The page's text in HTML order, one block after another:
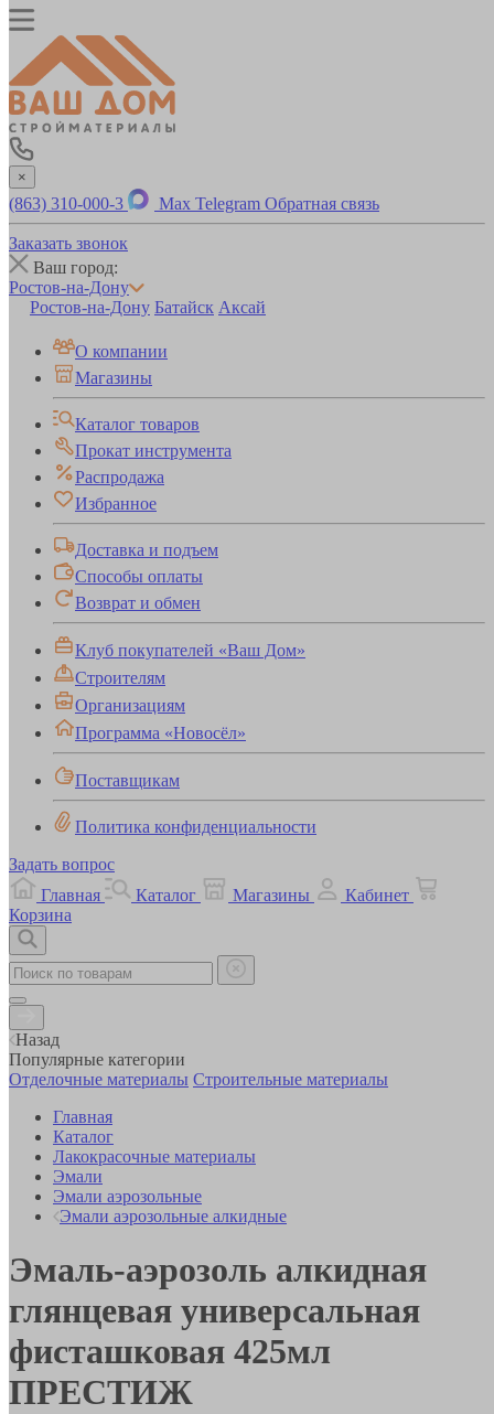
×
(863) 310-000-3 Max Telegram Обратная связь
Заказать звонок
Ваш город:
Ростов-на-Дону
Ростов-на-Дону Батайск Аксай
О компании
Магазины
Каталог товаров
Прокат инструмента
Распродажа
Избранное
Доставка и подъем
Способы оплаты
Возврат и обмен
Клуб покупателей «Ваш Дом»
Строителям
Организациям
Программа «Новосёл»
Поставщикам
Политика конфиденциальности
Задать вопрос
Главная
Каталог Магазины
Кабинет
Корзина
Назад
Популярные категории
Отделочные материалы Строительные материалы
Главная
Каталог
Лакокрасочные материалы
Эмали
Эмали аэрозольные
Эмали аэрозольные алкидные
Эмаль-аэрозоль алкидная
глянцевая универсальная
фисташковая 425мл
ПРЕСТИЖ